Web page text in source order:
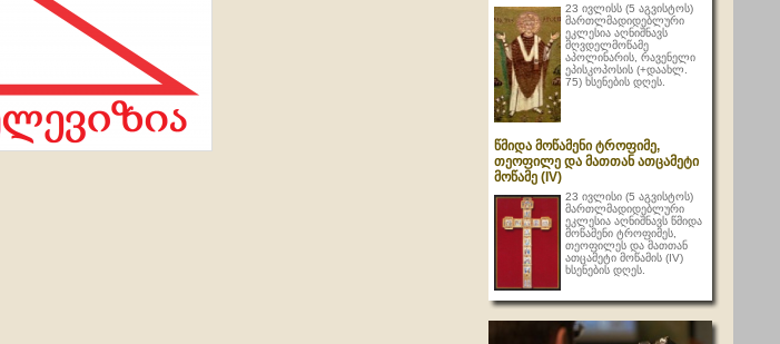
23 ივლისს (5 აგვისტოს)
მართლმადიდებლური
ეკლესია აღნიშნავს
მღვდელმოწამე
აპოლინარის, რავენელი
ეპისკოპოსის (+დაახლ.
75) ხსენების დღეს.
წმიდა მოწამენი ტროფიმე,
თეოფილე და მათთან ათცამეტი
მოწამე (IV)
23 ივლისი (5 აგვისტოს)
მართლმადიდებლური
ეკლესია აღნიშნავს წმიდა
მოწამენი ტროფიმეს,
თეოფილეს და მათთან
ათცამეტი მოწამის (IV)
ხსენების დღეს.